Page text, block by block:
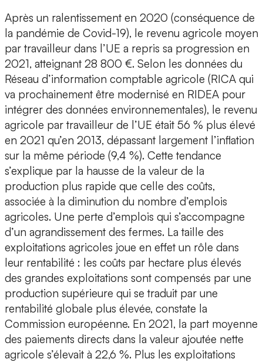
Après un ralentissement en 2020 (conséquence de
la pandémie de Covid-19), le revenu agricole moyen
par travailleur dans l’UE a repris sa progression en
2021, atteignant 28 800 €. Selon les données du
Réseau d’information comptable agricole (RICA qui
va prochainement être modernisé en RIDEA pour
intégrer des données environnementales), le revenu
agricole par travailleur de l’UE était 56 % plus élevé
en 2021 qu’en 2013, dépassant largement l’inflation
sur la même période (9,4 %). Cette tendance
s’explique par la hausse de la valeur de la
production plus rapide que celle des coûts,
associée à la diminution du nombre d’emplois
agricoles. Une perte d’emplois qui s’accompagne
d’un agrandissement des fermes. La taille des
exploitations agricoles joue en effet un rôle dans
leur rentabilité : les coûts par hectare plus élevés
des grandes exploitations sont compensés par une
production supérieure qui se traduit par une
rentabilité globale plus élevée, constate la
Commission européenne. En 2021, la part moyenne
des paiements directs dans la valeur ajoutée nette
agricole s’élevait à 22,6 %. Plus les exploitations